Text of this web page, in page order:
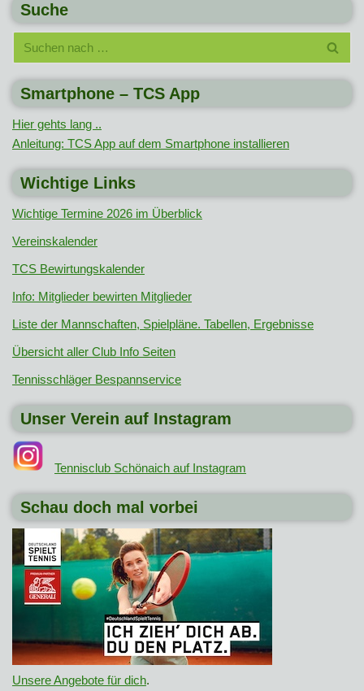
Suche
Smartphone – TCS App
Hier gehts lang ..
Anleitung: TCS App auf dem Smartphone installieren
Wichtige Links
Wichtige Termine 2026 im Überblick
Vereinskalender
TCS Bewirtungskalender
Info: Mitglieder bewirten Mitglieder
Liste der Mannschaften, Spielpläne. Tabellen, Ergebnisse
Übersicht aller Club Info Seiten
Tennisschläger Bespannservice
Unser Verein auf Instagram
Tennisclub Schönaich auf Instagram
Schau doch mal vorbei
Unsere Angebote für dich.